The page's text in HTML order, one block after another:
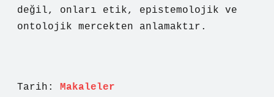
değil, onları etik, epistemolojik ve
ontolojik mercekten anlamaktır.
Tarih: Makaleler